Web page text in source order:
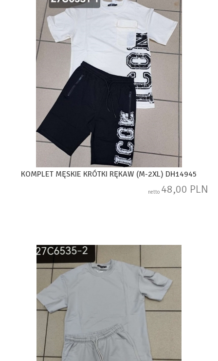
KOMPLET MĘSKIE KRÓTKI RĘKAW (M-2XL) DH14945
netto 48,00 PLN